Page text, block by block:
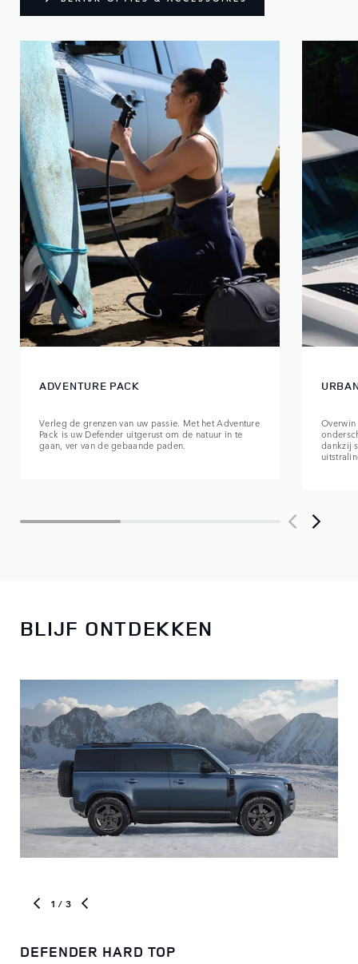
ADVENTURE PACK
Verleg de grenzen van uw passie. Met het Adventure
Pack is uw Defender uitgerust om de natuur in te
gaan, ver van de gebaande paden.
dankzij
BLIJF ONTDEKKEN
1 / 3
DEFENDER HARD TOP